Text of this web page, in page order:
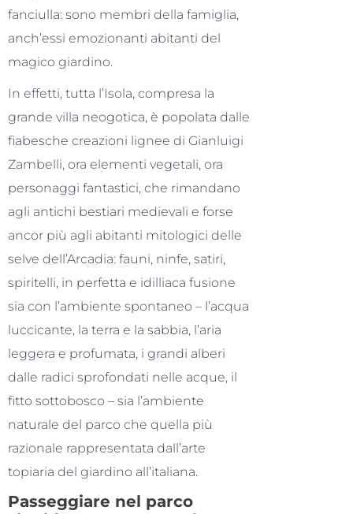
fanciulla: sono membri della famiglia,
anch’essi emozionanti abitanti del
magico giardino.
In effetti, tutta l’Isola, compresa la
grande villa neogotica, è popolata dalle
fiabesche creazioni lignee di Gianluigi
Zambelli, ora elementi vegetali, ora
personaggi fantastici, che rimandano
agli antichi bestiari medievali e forse
ancor più agli abitanti mitologici delle
selve dell’Arcadia: fauni, ninfe, satiri,
spiritelli, in perfetta e idilliaca fusione
sia con l’ambiente spontaneo – l’acqua
luccicante, la terra e la sabbia, l’aria
leggera e profumata, i grandi alberi
dalle radici sprofondati nelle acque, il
fitto sottobosco – sia l’ambiente
naturale del parco che quella più
razionale rappresentata dall’arte
topiaria del giardino all’italiana.
Passeggiare nel parco